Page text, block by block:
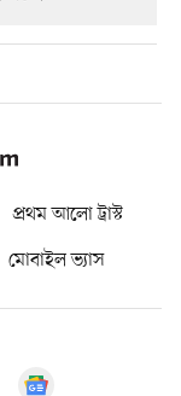
প্রথম আলো ট্রাস্ট
মোবাইল ভ্যাস